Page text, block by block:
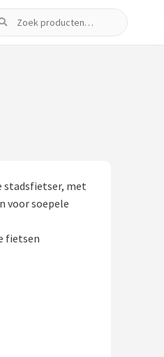
stadsfietser, met
voor soepele
fietsen